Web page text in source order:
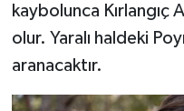
kaybolunca Kırlangıç
olur. Yaralı haldeki
aranacaktır.